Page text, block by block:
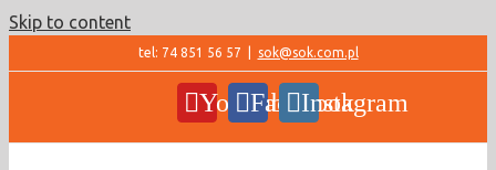
Skip to content
tel: 74 851 56 57 sok@sok.com.pl
YouTubeFacebookInstagram